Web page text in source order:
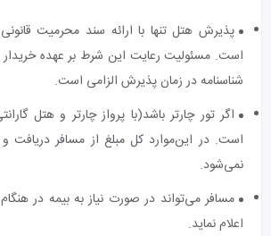
پذیرش هتل تنها با ارائه سند محرمیت
است. مسئولیت رعایت این شرط بر عهده خریدار
شناسنامه در زمان پذیرش الزامی است.
اگر تور چارتر باشد(با پرواز چارتر و هتل
است. در این‌موارد کل مبلغ از مسافر دریافت
نمی‌شود.
مسافر می‌تواند در صورت نیاز به بیمه در
اعلام نماید.